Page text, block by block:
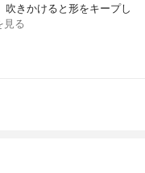
吹きかけると形をキープし
見る